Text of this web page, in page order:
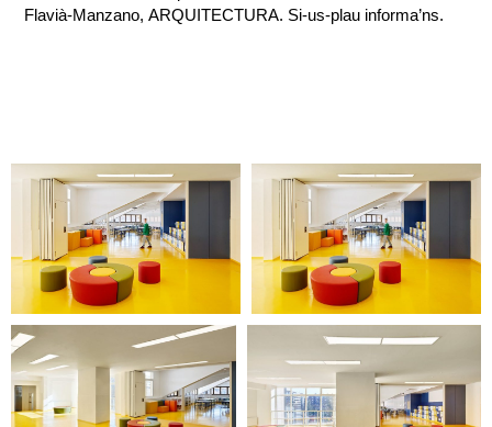
Flavià-Manzano, ARQUITECTURA. Si-us-plau informa’ns.